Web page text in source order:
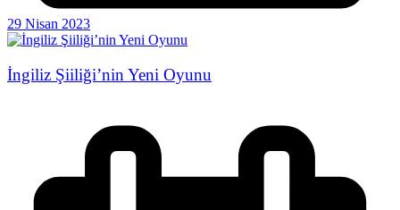
29 Nisan 2023
İngiliz Şiiliği’nin Yeni Oyunu